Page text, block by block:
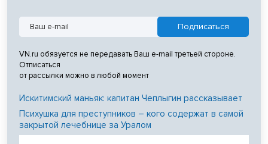
VN.ru обязуется не передавать Ваш e-mail третьей стороне.
Отписаться
от рассылки можно в любой момент
Искитимский маньяк: капитан Чеплыгин рассказывает
Психушка для преступников – кого содержат в самой
закрытой лечебнице за Уралом